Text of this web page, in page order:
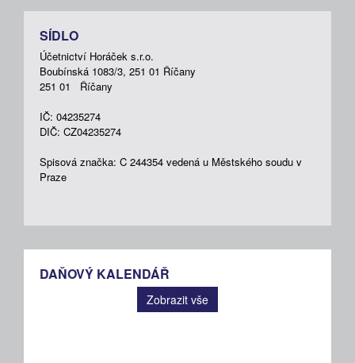
SÍDLO
Účetnictví Horáček s.r.o.
Boubínská 1083/3, 251 01 Říčany
251 01 Říčany
IČ: 04235274
DIČ: CZ04235274
Spisová značka: C 244354 vedená u Městského soudu v
Praze
DAŇOVÝ KALENDÁŘ
Zobrazit vše